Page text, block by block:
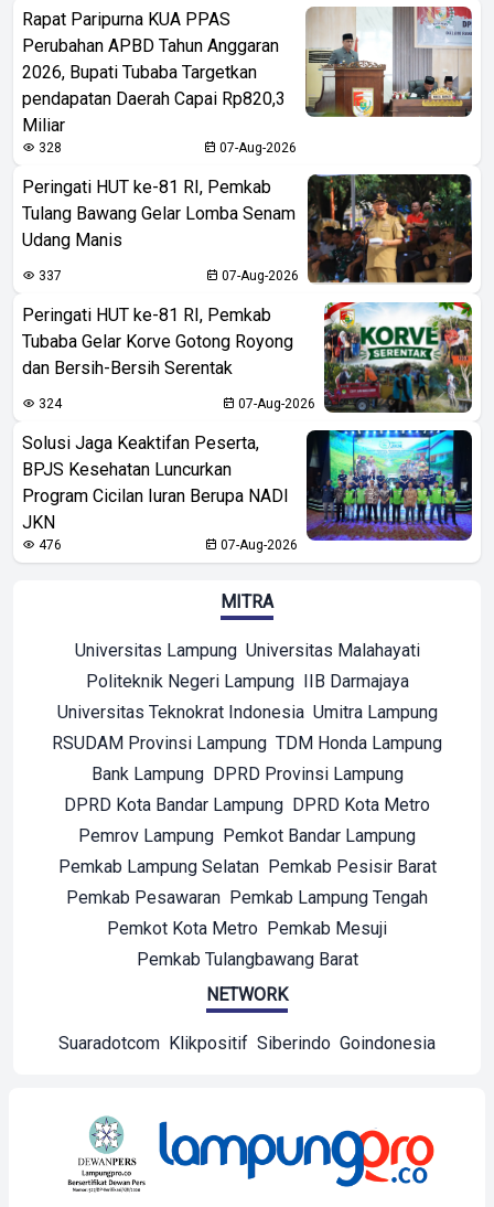
Rapat Paripurna KUA PPAS
Perubahan APBD Tahun Anggaran
2026, Bupati Tubaba Targetkan
pendapatan Daerah Capai Rp820,3
Miliar
328 07-Aug-2026
Peringati HUT ke-81 RI, Pemkab
Tulang Bawang Gelar Lomba Senam
Udang Manis
337 07-Aug-2026
Peringati HUT ke-81 RI, Pemkab
Tubaba Gelar Korve Gotong Royong
dan Bersih-Bersih Serentak
324 07-Aug-2026
Solusi Jaga Keaktifan Peserta,
BPJS Kesehatan Luncurkan
Program Cicilan Iuran Berupa NADI
JKN
476 07-Aug-2026
MITRA
Universitas Lampung Universitas Malahayati
Politeknik Negeri Lampung IIB Darmajaya
Universitas Teknokrat Indonesia Umitra Lampung
RSUDAM Provinsi Lampung TDM Honda Lampung
Bank Lampung DPRD Provinsi Lampung
DPRD Kota Bandar Lampung DPRD Kota Metro
Pemrov Lampung Pemkot Bandar Lampung
Pemkab Lampung Selatan Pemkab Pesisir Barat
Pemkab Pesawaran Pemkab Lampung Tengah
Pemkot Kota Metro Pemkab Mesuji
Pemkab Tulangbawang Barat
NETWORK
Suaradotcom Klikpositif Siberindo Goindonesia